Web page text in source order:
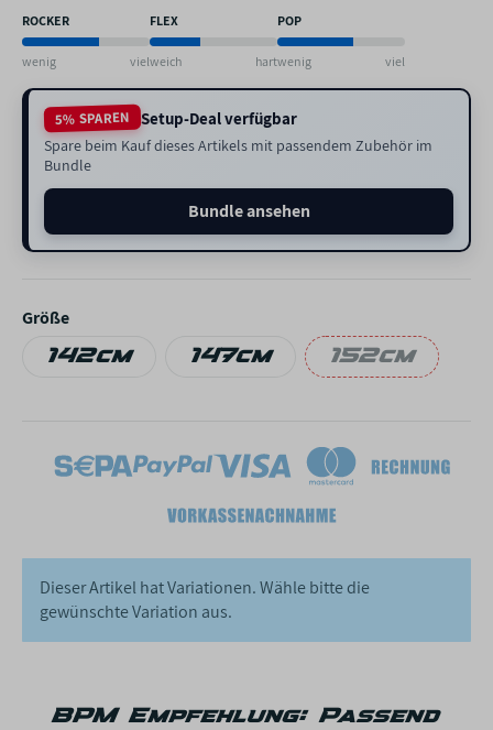
ROCKER
wenig viel
FLEX
weich hart
POP
wenig viel
5% SPAREN Setup-Deal verfügbar
Spare beim Kauf dieses Artikels mit passendem Zubehör im
Bundle
Bundle ansehen
Größe
142cm
147cm
152cm
Dieser Artikel hat Variationen. Wähle bitte die
gewünschte Variation aus.
BPM Empfehlung: Passend